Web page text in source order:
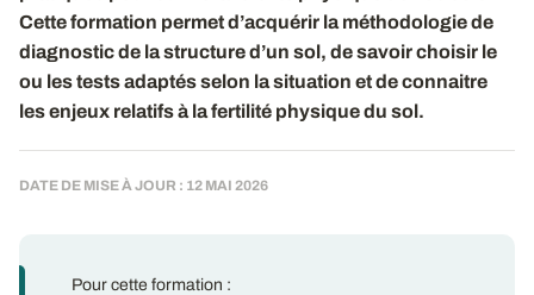
Cette formation permet d’acquérir la méthodologie de
diagnostic de la structure d’un sol, de savoir choisir le
ou les tests adaptés selon la situation et de connaitre
les enjeux relatifs à la fertilité physique du sol.
DATE DE MISE À JOUR : 12 MAI 2026
Pour cette formation :